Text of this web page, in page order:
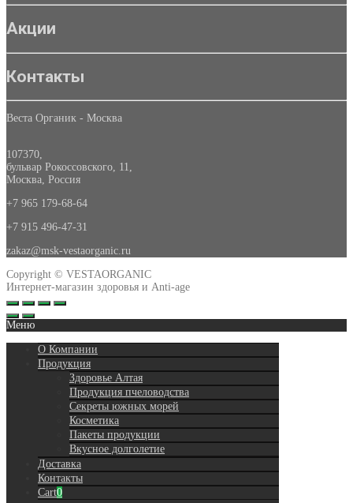
Акции
Контакты
Веста Органик - Москва
107370,
бульвар Рокоссовского, 11,
Москва, Россия
+7 965 179-68-64
+7 915 496-47-31
zakaz@msk-vestaorganic.ru
Copyright © VESTAORGANIC
Интернет-магазин здоровья и Anti-age
Меню
О Компании
Продукция
Здоровье Алтая
Продукция пчеловодства
Секреты южных морей
Косметика
Пакеты продукции
Вкусное долголетиe
Доставка
Контакты
Cart0